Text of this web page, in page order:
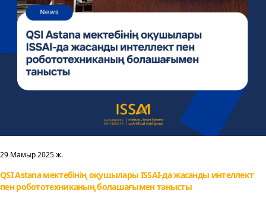
29 Мамыр 2025 ж.
QSI Astana мектебінің оқушылары ISSAI-да жасанды интеллект
пен робототехниканың болашағымен танысты